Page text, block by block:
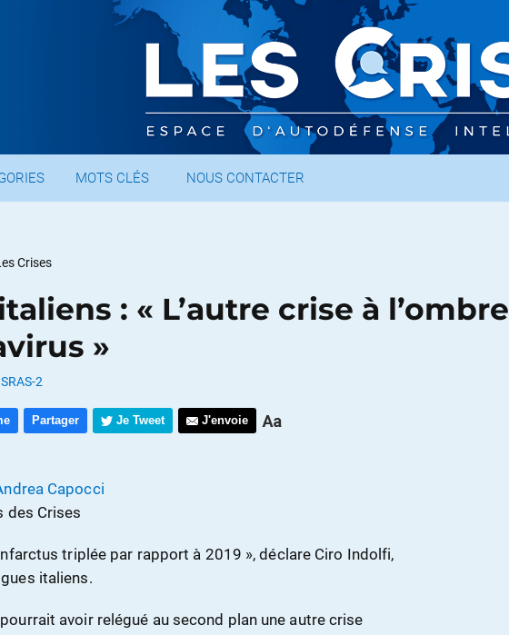
MOTS CLÉS NOUS CONTACTER
Crises
: « L’autre crise à l’ombre
»
SRAS-2
Partager Je Tweet J'envoie
Capocci
des Crises
triplée par rapport à 2019 », déclare Ciro Indolfi,
italiens.
pourrait avoir relégué au second plan une autre crise